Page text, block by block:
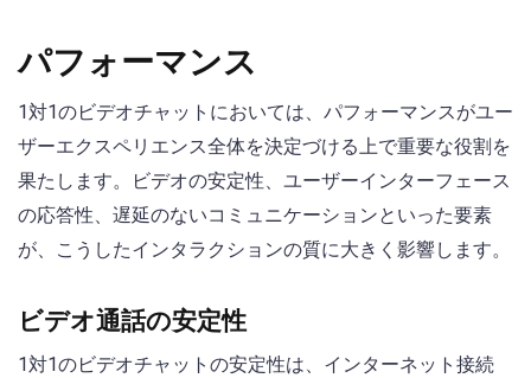
パフォーマンス
1対1のビデオチャットにおいては、パフォーマンスがユー
ザーエクスペリエンス全体を決定づける上で重要な役割を
果たします。ビデオの安定性、ユーザーインターフェース
の応答性、遅延のないコミュニケーションといった要素
が、こうしたインタラクションの質に大きく影響します。
ビデオ通話の安定性
1対1のビデオチャットの安定性は、インターネット接続